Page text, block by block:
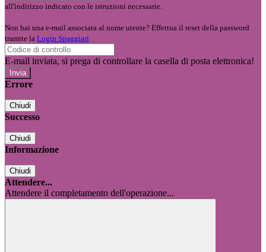
all'indirizzo indicato con le istruzioni necessarie.
Non hai una e-mail associata al nome utente? Effettua il reset della password
tramite la Login Spaggiari
E-mail inviata, si prega di controllare la casella di posta elettronica!
Errore
Chiudi
Successo
Chiudi
Informazione
Chiudi
Attendere...
Attendere il completamento dell'operazione...